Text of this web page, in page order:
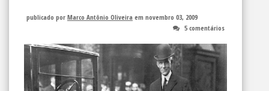
publicado por Marco Antônio Oliveira em novembro 03, 2009
5 comentários